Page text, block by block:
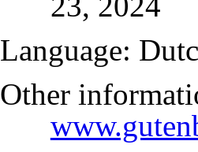
Language:
Other